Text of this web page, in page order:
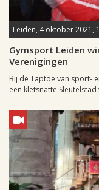
Leiden, 4 oktober 2021,
Gymsport Leiden
Verenigingen
Bij de Taptoe van sport-
een kletsnatte Sleutelstad